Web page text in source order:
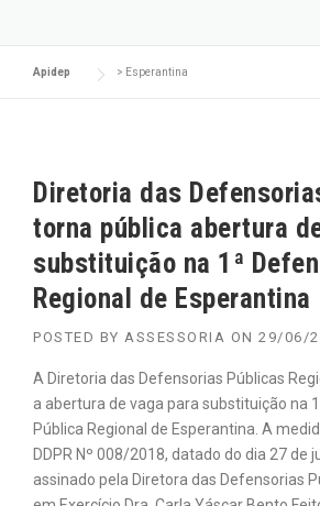
Apidep > Esperantina
Diretoria das
torna pública abertura
substituição na 1ª
Regional de Esperantina
POSTED BY ASSESSORIA ON 29/06/
A Diretoria das Defensorias Públicas
a abertura de vaga para substituição na
Pública Regional de Esperantina. A
DDPR Nº 008/2018, datado do dia 27 de
assinado pela Diretora das Defensorias